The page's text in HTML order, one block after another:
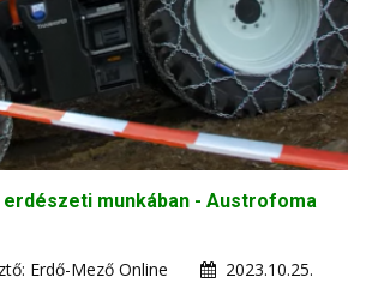
munkában - Austrofoma
Erdő-Mező Online
2023.10.25.